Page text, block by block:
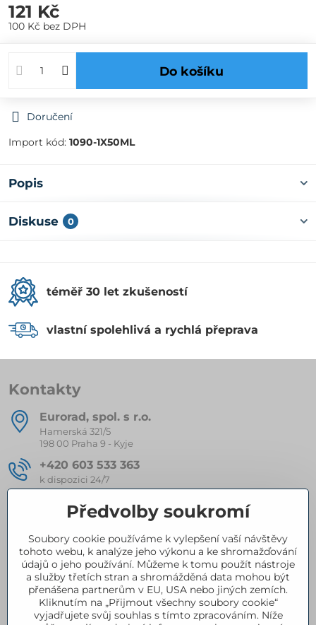
121 Kč
100 Kč bez DPH
Do košíku
Doručení
Import kód: 1090-1X50ML
Popis
Diskuse 0
téměř 30 let zkušeností
vlastní spolehlivá a rychlá přeprava
Kontakty
Eurorad, spol​. s r​.o​.
Hamerská 321/5
198 00 Praha 9 - Kyje
+420 603 533 363
k dispozici 24/7
eurorad​@seznam​.cz
Kompletní nabídka produktů
Certifikace
Předvolby soukromí
Soubory cookie používáme k vylepšení vaší návštěvy
tohoto webu, k analýze jeho výkonu a ke shromažďování
údajů o jeho používání. Můžeme k tomu použít nástroje
a služby třetích stran a shromážděná data mohou být
přenášena partnerům v EU, USA nebo jiných zemích.
Kliknutím na „Přijmout všechny soubory cookie“
vyjadřujete svůj souhlas s tímto zpracováním. Níže